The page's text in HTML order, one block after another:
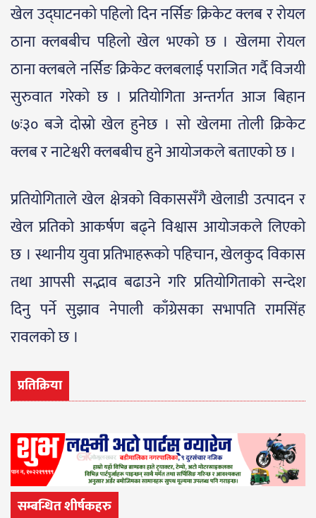
खेल उद्घाटनको पहिलो दिन नर्सिङ क्रिकेट क्लब र रोयल
ठाना क्लबबीच पहिलो खेल भएको छ । खेलमा रोयल
ठाना क्लबले नर्सिङ क्रिकेट क्लबलाई पराजित गर्दै विजयी
सुरुवात गरेको छ । प्रतियोगिता अन्तर्गत आज बिहान
७ः३० बजे दोस्रो खेल हुनेछ । सो खेलमा तोली क्रिकेट
क्लब र नाटेश्वरी क्लबबीच हुने आयोजकले बताएको छ ।
प्रतियोगिताले खेल क्षेत्रको विकाससँगै खेलाडी उत्पादन र
खेल प्रतिको आकर्षण बढ्ने विश्वास आयोजकले लिएको
छ । स्थानीय युवा प्रतिभाहरूको पहिचान, खेलकुद विकास
तथा आपसी सद्भाव बढाउने गरि प्रतियोगिताको सन्देश
दिनु पर्ने सुझाव नेपाली काँग्रेसका सभापति रामसिंह
रावलको छ ।
प्रतिक्रिया
सम्बन्धित शीर्षकहरु